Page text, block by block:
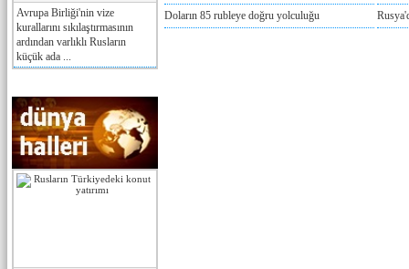
Avrupa Birliği'nin vize
kurallarını sıkılaştırmasının
ardından varlıklı Rusların
küçük ada ...
Doların 85 rubleye doğru yolculuğu